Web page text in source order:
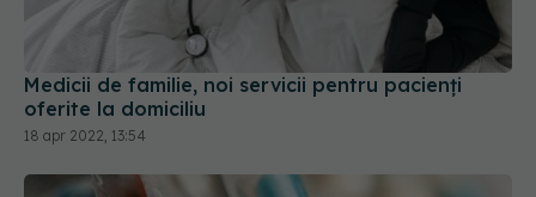
Medicii de familie, noi servicii pentru pacienți
oferite la domiciliu
18 apr 2022, 13:54